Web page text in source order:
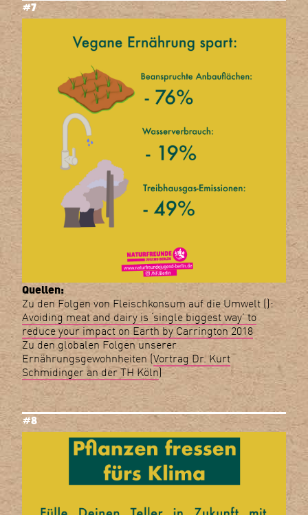
#7
Quellen:
Zu den Folgen von Fleischkonsum auf die Umwelt ():
Avoiding meat and dairy is ‘single biggest way’ to
reduce your impact on Earth by Carrington 2018
Zu den globalen Folgen unserer
Ernährungsgewohnheiten (Vortrag Dr. Kurt
Schmidinger an der TH Köln)
#8